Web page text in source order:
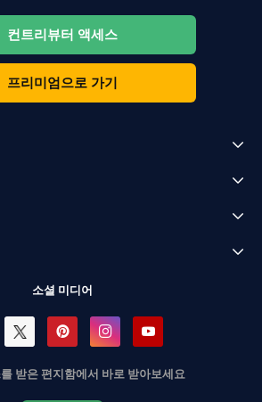
컨트리뷰터 액세스
프리미엄으로 가기
소셜 미디어
받은 편지함에서 바로 받아보세요